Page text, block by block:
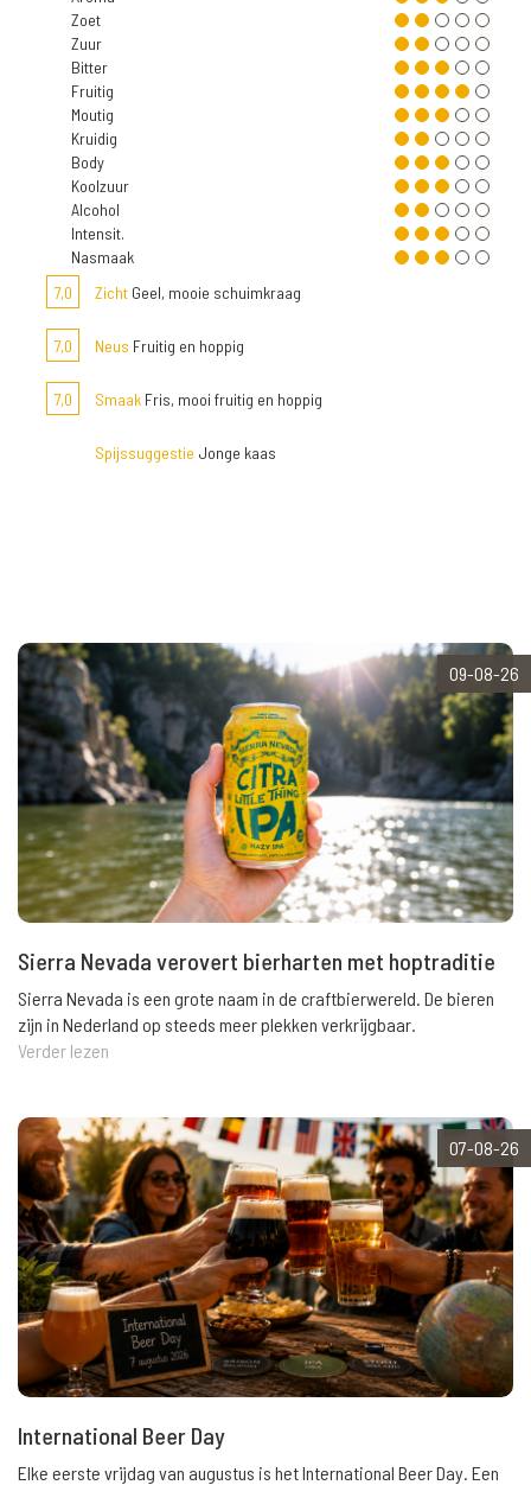
Zoet
Zuur
Bitter
Fruitig
Moutig
Kruidig
Body
Koolzuur
Alcohol
Intensit.
Nasmaak
7,0
Zicht Geel, mooie schuimkraag
7,0 Neus Fruitig en hoppig
7,0 Smaak Fris, mooi fruitig en hoppig
Spijssuggestie Jonge kaas
09-08-26
Sierra Nevada verovert bierharten met hoptraditie
Sierra Nevada is een grote naam in de craftbierwereld. De bieren
zijn in Nederland op steeds meer plekken verkrijgbaar.
Verder lezen
07-08-26
International Beer Day
Elke eerste vrijdag van augustus is het International Beer Day. Een